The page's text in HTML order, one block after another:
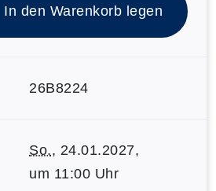
In den Warenkorb legen
26B8224
So., 24.01.2027,
um 11:00 Uhr